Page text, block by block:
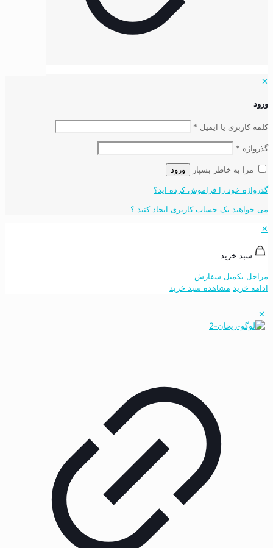
✕
ورود
کلمه کاربری یا ایمیل *
گذرواژه *
مرا به خاطر بسپار ورود
گذرواژه خود را فراموش کرده اید؟
می خواهید یک حساب کاربری ایجاد کنید ؟
✕
سبد خرید
مراحل تکمیل سفارش
ادامه خرید مشاهده سبد خرید
✕